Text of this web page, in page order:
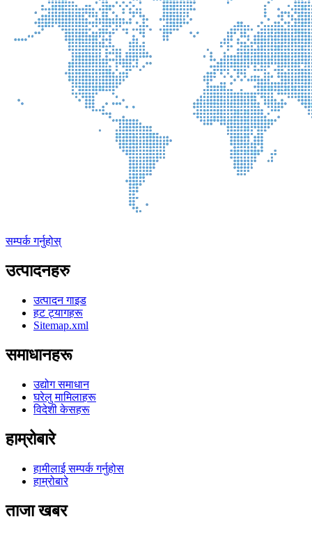
सम्पर्क गर्नुहोस्
उत्पादनहरु
उत्पादन गाइड
हट ट्यागहरू
Sitemap.xml
समाधानहरू
उद्योग समाधान
घरेलु मामिलाहरू
विदेशी केसहरू
हाम्रोबारे
हामीलाई सम्पर्क गर्नुहोस
हाम्रोबारे
ताजा खबर